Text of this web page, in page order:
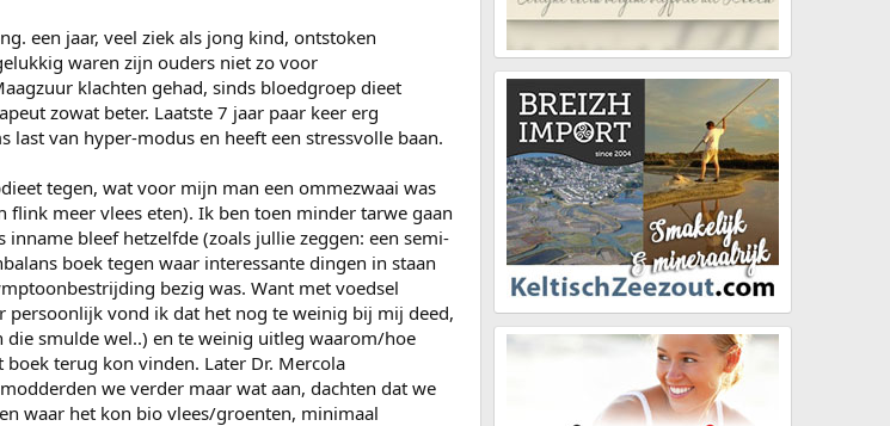
een jaar, veel ziek als jong kind, ontstoken
waren zijn ouders niet zo voor
klachten gehad, sinds bloedgroep dieet
zowat beter. Laatste 7 jaar paar keer erg
van hyper-modus en heeft een stressvolle baan.
tegen, wat voor mijn man een ommezwaai was
meer vlees eten). Ik ben toen minder tarwe gaan
bleef hetzelfde (zoals jullie zeggen: een semi-
boek tegen waar interessante dingen in staan
bezig was. Want met voedsel
vond ik dat het nog te weinig bij mij deed,
smulde wel..) en te weinig uitleg waarom/hoe
terug kon vinden. Later Dr. Mercola
we verder maar wat aan, dachten dat we
waar het kon bio vlees/groenten, minimaal